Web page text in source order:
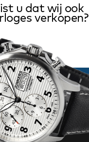
u dat wij ook
verkopen?